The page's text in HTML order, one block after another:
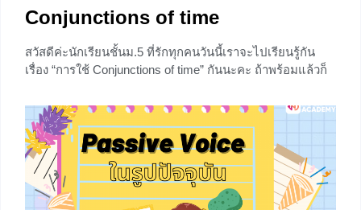
Conjunctions of time
สวัสดีค่ะนักเรียนชั้นม.5 ที่รักทุกคนวันนี้เราจะไปเรียนรู้กัน
เรื่อง “การใช้ Conjunctions of time” กันนะคะ ถ้าพร้อมแล้วก็
of time คือ คำสันธานที่ถือเป็น Subordinating conjunctions
รูปแบบหนึ่งที่เน้นบอกเวลา (time) เช่น whenever (
0